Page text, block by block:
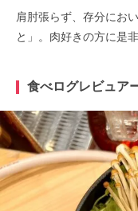
肩肘張らず、存分にお
と」。肉好きの方に是
食べログレビュア